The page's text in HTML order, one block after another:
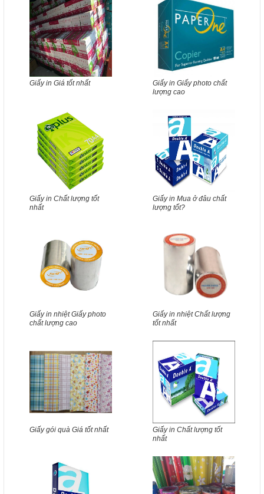
Giấy in Giá tốt nhất
Giấy in Giấy photo chất
lượng cao
Giấy in Chất lượng tốt
nhất
Giấy in Mua ở đâu chất
lượng tốt?
Giấy in nhiệt Giấy photo
chất lượng cao
Giấy in nhiệt Chất lượng
tốt nhất
Giấy gói quà Giá tốt nhất
Giấy in Chất lượng tốt
nhất